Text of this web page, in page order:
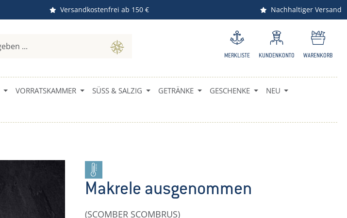
Versandkostenfrei ab 150 € Nachhaltiger Versand
MERKLISTE KUNDENKONTO WARENKORB
VORRATSKAMMER SÜSS & SALZIG GETRÄNKE GESCHENKE
NEU
Makrele ausgenommen
(SCOMBER SCOMBRUS)